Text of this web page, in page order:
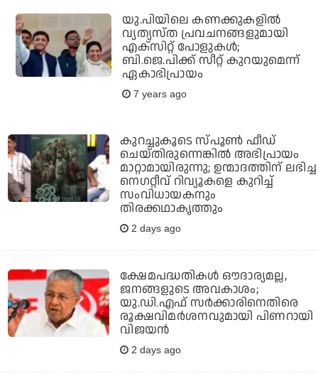
യു.പിയിലെ കണക്കുകളില്‍
വ്യത്യസ്ത പ്രവചനങ്ങളുമായി
എക്‌സിറ്റ് പോളുകള്‍;
ബി.ജെ.പിക്ക് സീറ്റ് കുറയുമെന്ന്
ഏകാഭിപ്രായം
7 years ago
കുറച്ചുകൂടെ സ്പൂണ്‍ ഫീഡ്
ചെയ്തിരുന്നെങ്കില്‍ അഭിപ്രായം
മാറ്റാമായിരുന്നു; ഉന്മാദത്തിന് ലഭിച്ച
നെഗറ്റീവ് റിവ്യൂകളെ കുറിച്ച്
സംവിധായകനും
തിരക്കഥാകൃത്തും
2 days ago
ക്ഷേമപദ്ധതികള്‍ ഔദാര്യമല്ല,
ജനങ്ങളുടെ അവകാശം;
യു.ഡി.എഫ് സര്‍ക്കാരിനെതിരെ
രൂക്ഷവിമര്‍ശനവുമായി പിണറായി
വിജയന്‍
2 days ago